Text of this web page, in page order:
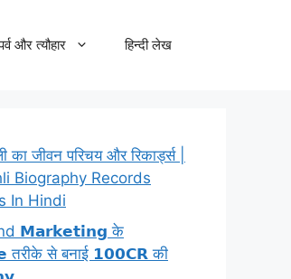
और त्यौहार हिन्दी लेख
का जीवन परिचय और रिकार्ड्स |
Biography Records
In Hindi
𝗠𝗮𝗿𝗸𝗲𝘁𝗶𝗻𝗴 के
तरीके से बनाई 𝟭𝟬𝟬𝗖𝗥 की